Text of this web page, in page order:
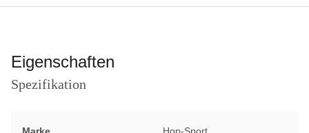
Eigenschaften
Spezifikation